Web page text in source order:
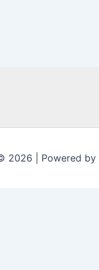
2026 | Powered by